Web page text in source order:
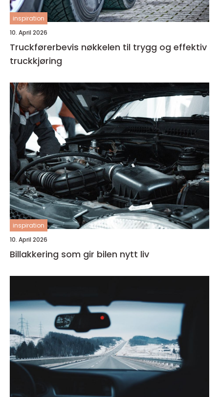
inspiration
10. April 2026
Truckførerbevis nøkkelen til trygg og effektiv
truckkjøring
inspiration
10. April 2026
Billakkering som gir bilen nytt liv